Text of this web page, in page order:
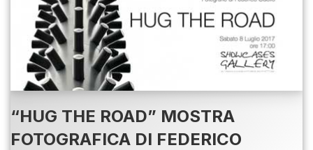
“HUG THE ROAD” MOSTRA
FOTOGRAFICA DI FEDERICO